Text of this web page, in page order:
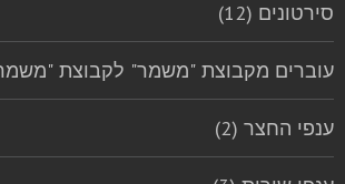
סירטונים (12)
עוברים מקבוצת "משמר" לקבוצת "משמר
ענפי החצר (2)